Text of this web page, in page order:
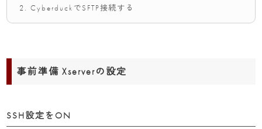
CyberduckでSFTP接続する
事前準備 Xserverの設定
SSH設定をON